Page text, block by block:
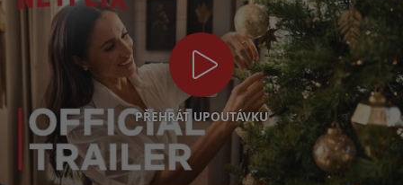
PŘEHRÁT UPOUTÁVKU